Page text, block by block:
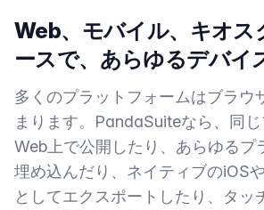
Web、モバイル、キオス
ースで、あらゆるデバイ
多くのプラットフォームはブラウ
まります。PandaSuiteなら、同
Web上で公開したり、あらゆるプ
埋め込んだり、ネイティブのiOS
としてエクスポートしたり、タッ